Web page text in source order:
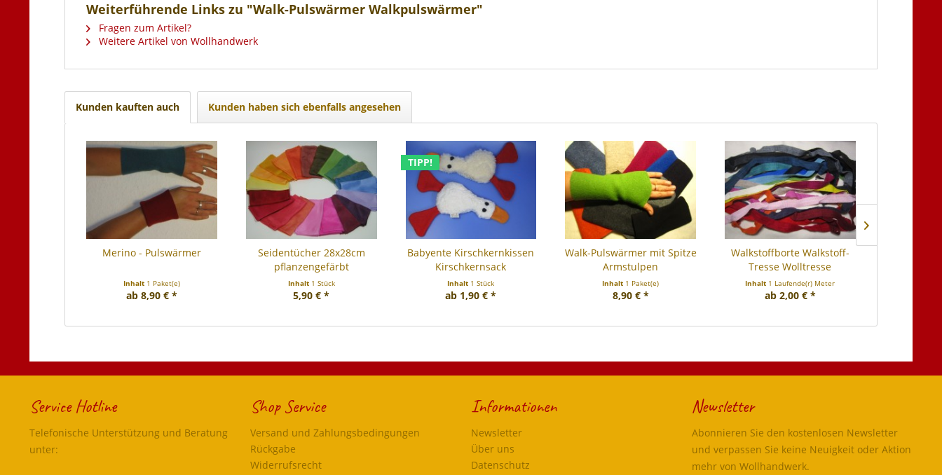
Weiterführende Links zu "Walk-Pulswärmer Walkpulswärmer"
Fragen zum Artikel?
Weitere Artikel von Wollhandwerk
Kunden kauften auch Kunden haben sich ebenfalls angesehen
Merino - Pulswärmer
Inhalt 1 Paket(e)
ab 8,90 € *
Seidentücher 28x28cm
pflanzengefärbt
Inhalt 1 Stück
5,90 € *
TIPP!
Babyente Kirschkernkissen
Kirschkernsack
Inhalt 1 Stück
ab 1,90 € *
Walk-Pulswärmer mit Spitze
Armstulpen
Inhalt 1 Paket(e)
8,90 € *
Walkstoffborte Walkstoff-
Tresse Wolltresse
Inhalt 1 Laufende(r) Meter
ab 2,00 € *
Service Hotline
Telefonische Unterstützung und Beratung
unter:
Shop Service
Versand und Zahlungsbedingungen
Rückgabe
Widerrufsrecht
Informationen
Newsletter
Über uns
Datenschutz
Newsletter
Abonnieren Sie den kostenlosen Newsletter
und verpassen Sie keine Neuigkeit oder Aktion
mehr von Wollhandwerk.